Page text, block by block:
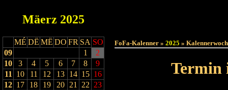
Mäerz 2025
MÉ DË MË DO FR SA SO
09
1
2
10
3 4 5 6 7 8
9
11
10 11 12 13 14 15 16
12 17 18 19 20 21 22 23
FoFa-Kalenner » 2025 »
Termin